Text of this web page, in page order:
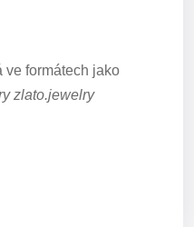
ve formátech jako
zlato.jewelry